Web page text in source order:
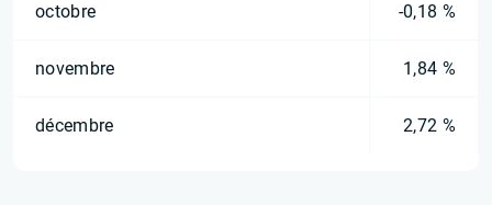
octobre -0,18 %
novembre 1,84 %
décembre 2,72 %